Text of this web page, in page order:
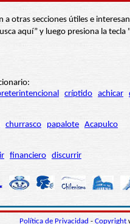
otras secciones útiles e
aquí” y luego presiona la
críptido achicar
churrasco papalote Acapulco
financiero discurrir
Política de Privacidad - Copyright